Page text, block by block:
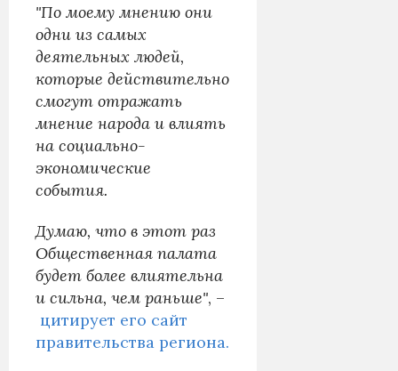
"По моему мнению они
одни из самых
деятельных людей,
которые действительно
смогут отражать
мнение народа и влиять
на социально-
экономические
события.
Думаю, что в этот раз
Общественная палата
будет более влиятельна
и сильна, чем раньше", –
цитирует его сайт
правительства региона.